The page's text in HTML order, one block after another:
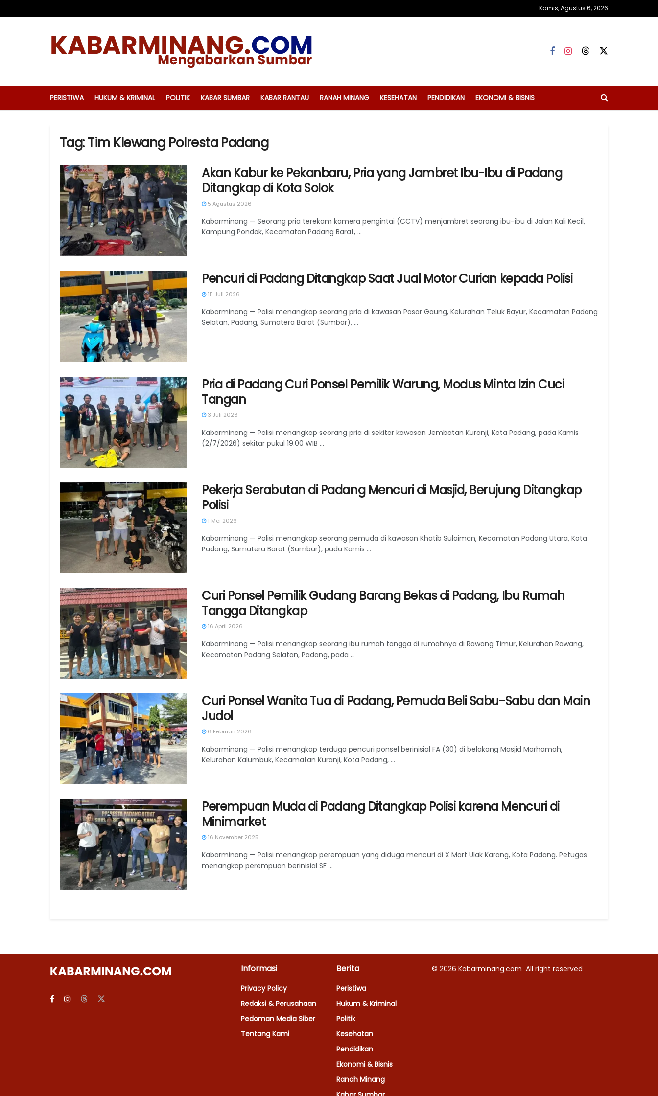
Kamis, Agustus 6, 2026
PERISTIWA HUKUM & KRIMINAL POLITIK KABAR SUMBAR KABAR RANTAU RANAH MINANG KESEHATAN PENDIDIKAN EKONOMI & BISNIS
Tag:Tim Klewang Polresta Padang
Akan Kabur ke Pekanbaru, Pria yang Jambret Ibu-Ibu di Padang
Ditangkap di Kota Solok
5 Agustus 2026
Kabarminang — Seorang pria terekam kamera pengintai (CCTV) menjambret seorang ibu-ibu di Jalan Kali Kecil,
Kampung Pondok, Kecamatan Padang Barat, ...
Pencuri di Padang Ditangkap Saat Jual Motor Curian kepada Polisi
15 Juli 2026
Kabarminang — Polisi menangkap seorang pria di kawasan Pasar Gaung, Kelurahan Teluk Bayur, Kecamatan Padang
Selatan, Padang, Sumatera Barat (Sumbar), ...
Pria di Padang Curi Ponsel Pemilik Warung, Modus Minta Izin Cuci
Tangan
3 Juli 2026
Kabarminang — Polisi menangkap seorang pria di sekitar kawasan Jembatan Kuranji, Kota Padang, pada Kamis
(2/7/2026) sekitar pukul 19.00 WIB ...
Pekerja Serabutan di Padang Mencuri di Masjid, Berujung Ditangkap
Polisi
1 Mei 2026
Kabarminang — Polisi menangkap seorang pemuda di kawasan Khatib Sulaiman, Kecamatan Padang Utara, Kota
Padang, Sumatera Barat (Sumbar), pada Kamis ...
Curi Ponsel Pemilik Gudang Barang Bekas di Padang, Ibu Rumah
Tangga Ditangkap
16 April 2026
Kabarminang — Polisi menangkap seorang ibu rumah tangga di rumahnya di Rawang Timur, Kelurahan Rawang,
Kecamatan Padang Selatan, Padang, pada ...
Curi Ponsel Wanita Tua di Padang, Pemuda Beli Sabu-Sabu dan Main
Judol
6 Februari 2026
Kabarminang — Polisi menangkap terduga pencuri ponsel berinisial FA (30) di belakang Masjid Marhamah,
Kelurahan Kalumbuk, Kecamatan Kuranji, Kota Padang, ...
Perempuan Muda di Padang Ditangkap Polisi karena Mencuri di
Minimarket
16 November 2025
Kabarminang — Polisi menangkap perempuan yang diduga mencuri di X Mart Ulak Karang, Kota Padang. Petugas
menangkap perempuan berinisial SF ...
Informasi
Privacy Policy
Redaksi & Perusahaan
Pedoman Media Siber
Tentang Kami
Berita
Peristiwa
Hukum & Kriminal
Politik
Kesehatan
Pendidikan
Ekonomi & Bisnis
Ranah Minang
© 2026 Kabarminang.com All right reserved